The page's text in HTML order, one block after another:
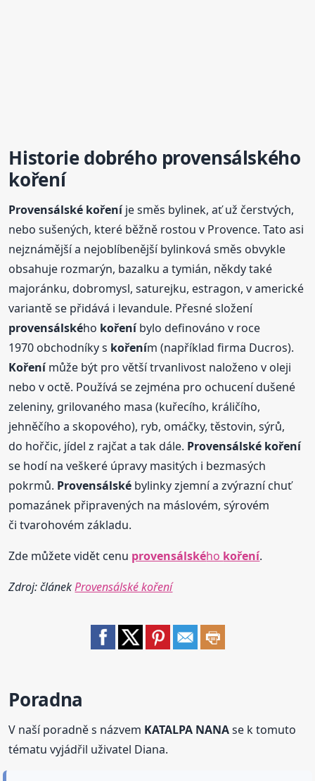
Historie dobrého provensálského
koření
Provensálské kořeníje směs bylinek, ať už čerstvých,
nebo sušených, které běžně rostou v Provence. Tato asi
nejznámější a nejoblíbenější bylinková směs obvykle
obsahuje rozmarýn, bazalku a tymián, někdy také
majoránku, dobromysl, saturejku, estragon, v americké
variantě se přidává i levandule. Přesné složení
provensálského kořeníbylo definováno v roce
1970 obchodníky s kořením (například firma Ducros).
Kořenímůže být pro větší trvanlivost naloženo v oleji
nebo v octě. Používá se zejména pro ochucení dušené
zeleniny, grilovaného masa (kuřecího, králičího,
jehněčího a skopového), ryb, omáčky, těstovin, sýrů,
do hořčic, jídel z rajčat a tak dále. Provensálské koření
se hodí na veškeré úpravy masitých i bezmasých
pokrmů. Provensálské bylinky zjemní a zvýrazní chuť
pomazánek připravených na máslovém, sýrovém
či tvarohovém základu.
Zde můžete vidět cenu provensálského koření.
Zdroj: článekProvensálské koření
Poradna
V naší poradně s názvem KATALPA NANAse k tomuto
tématu vyjádřil uživatel Diana.